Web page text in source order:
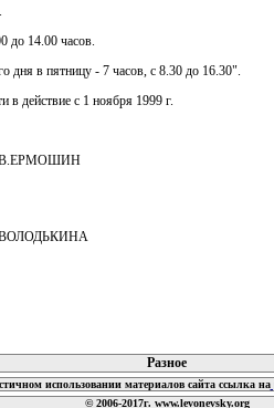
до 14.00 часов.
дня в пятницу - 7 часов, с 8.30 до 16.30".
в действие с 1 ноября 1999 г.
В.В.ЕРМОШИН
Разное
использовании материалов сайта ссылка на
© 2006-2017г. www.levonevsky.org